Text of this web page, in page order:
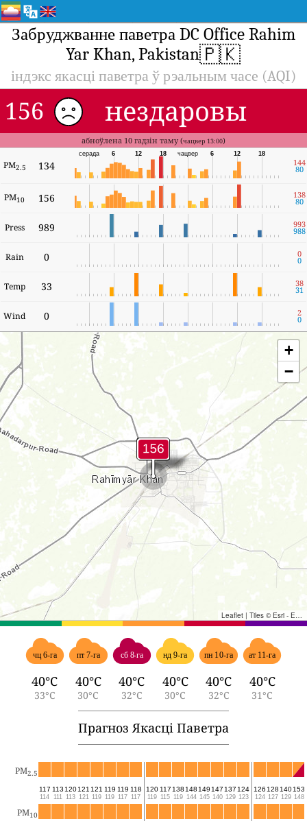
Забруджванне паветра DC Office Rahim
Yar Khan, Pakistan🇵🇰
індэкс якасці паветра ў рэальным часе (AQI)
156 нездаровы
абноўлена 10 гадзін таму (чацвер 13:00)
PM2.5 134
18
12
6
чацвер
18
12
6
серада
144
80
PM10 156 138
80
Press 989 993
988
Rain 0 0
0
Temp 33 38
31
Wind 0 2
0
+
−
Leaflet | Tiles © Esri - Esri, DeLorme, NAVTEQ, TomTom, Intermap, iPC, USGS, FAO, NPS, NRCAN, GeoBase, Kadaster NL, Ordnance Survey, Esri Japan, METI, Esri China (Hong Kong), and the GIS User Community
чц 6-га
40°C
33°C
пт 7-га
40°C
30°C
сб 8-га
40°C
32°C
нд 9-га
40°C
30°C
пн 10-га
40°C
32°C
ат 11-га
40°C
31°C
Прагноз Якасці Паветра
PM2.5
117
114
113
111
120
113
121
121
121
119
119
119
119
117
118
117
120
119
117
115
138
119
148
144
149
145
147
140
137
129
124
123
126
124
128
127
140
129
153
148
PM10